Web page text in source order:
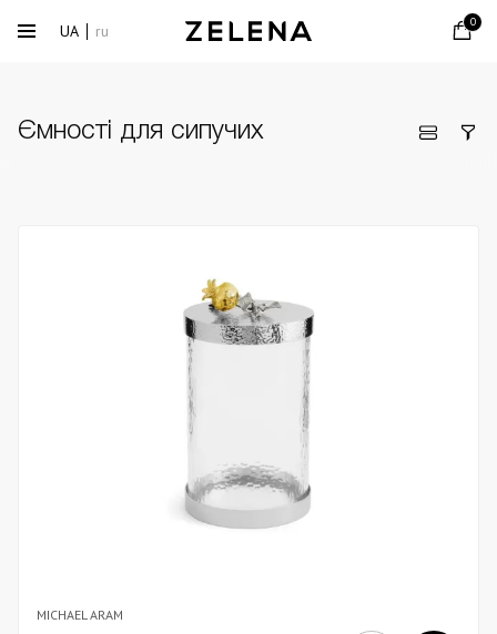
UA ru 0
Ємності для сипучих
MICHAEL ARAM